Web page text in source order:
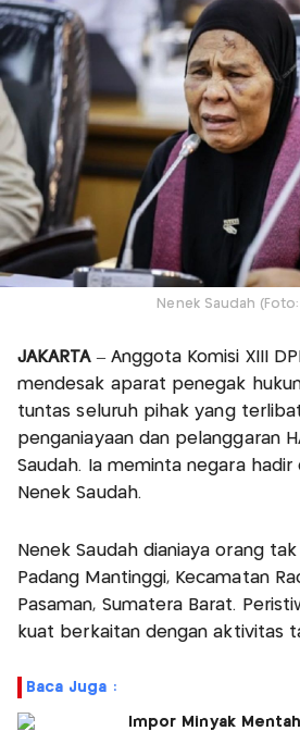
Nenek Saudah
JAKARTA– Anggota Komisi XIII
mendesak aparat penegak
tuntas seluruh pihak yang
penganiayaan dan pelanggaran
Saudah. Ia meminta negara
Nenek Saudah.
Nenek Saudah dianiaya orang
Padang Mantinggi, Kecamatan
Pasaman, Sumatera Barat.
kuat berkaitan dengan aktivitas
Baca Juga :
Impor Minyak